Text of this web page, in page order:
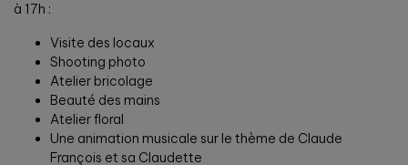
à 17h :
Visite des locaux
Shooting photo
Atelier bricolage
Beauté des mains
Atelier floral
Une animation musicale sur le thème de Claude
François et sa Claudette